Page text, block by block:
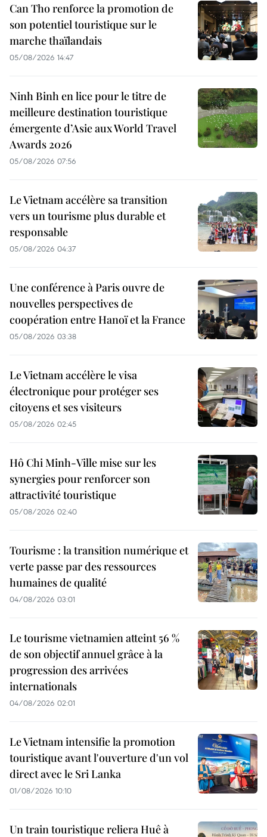
Can Tho renforce la promotion de
son potentiel touristique sur le
marche thaïlandais
05/08/2026 14:47
Ninh Binh en lice pour le titre de
meilleure destination touristique
émergente d’Asie aux World Travel
Awards 2026
05/08/2026 07:56
Le Vietnam accélère sa transition
vers un tourisme plus durable et
responsable
05/08/2026 04:37
Une conférence à Paris ouvre de
nouvelles perspectives de
coopération entre Hanoï et la France
05/08/2026 03:38
Le Vietnam accélère le visa
électronique pour protéger ses
citoyens et ses visiteurs
05/08/2026 02:45
Hô Chi Minh-Ville mise sur les
synergies pour renforcer son
attractivité touristique
05/08/2026 02:40
Tourisme : la transition numérique et
verte passe par des ressources
humaines de qualité
04/08/2026 03:01
Le tourisme vietnamien atteint 56 %
de son objectif annuel grâce à la
progression des arrivées
internationals
04/08/2026 02:01
Le Vietnam intensifie la promotion
touristique avant l'ouverture d'un vol
direct avec le Sri Lanka
01/08/2026 10:10
Un train touristique reliera Huê à